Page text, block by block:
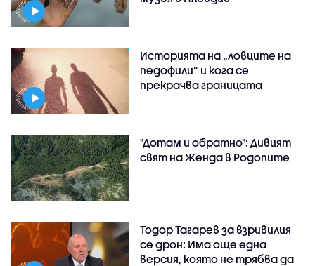
Историята на „ловците на
педофили” и кога се
прекрачва границата
"Дотам и обратно": Дивият
свят на Женда в Родопите
Тодор Тагарев за взривилия
се дрон: Има още една
версия, която не трябва да